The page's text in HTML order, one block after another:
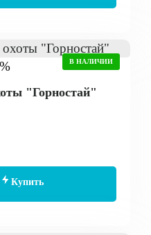
В НАЛИЧИИ
"Горностай"
Купить